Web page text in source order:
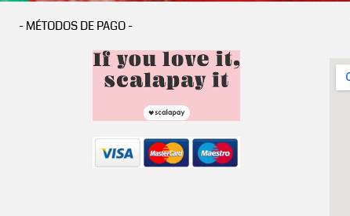
- MÉTODOS DE PAGO -